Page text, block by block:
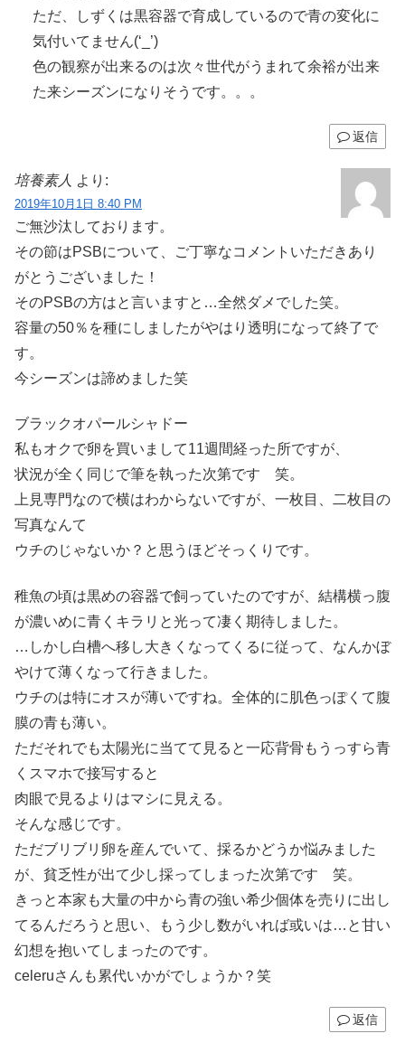
ただ、しずくは黒容器で育成しているので青の変化に
気付いてません(‘_’)
色の観察が出来るのは次々世代がうまれて余裕が出来
た来シーズンになりそうです。。。
返信
培養素人 より:
2019年10月1日 8:40 PM
ご無沙汰しております。
その節はPSBについて、ご丁寧なコメントいただきあり
がとうございました！
そのPSBの方はと言いますと…全然ダメでした笑。
容量の50％を種にしましたがやはり透明になって終了で
す。
今シーズンは諦めました笑
ブラックオパールシャドー
私もオクで卵を買いまして11週間経った所ですが、
状況が全く同じで筆を執った次第です 笑。
上見専門なので横はわからないですが、一枚目、二枚目の
写真なんて
ウチのじゃないか？と思うほどそっくりです。
稚魚の頃は黒めの容器で飼っていたのですが、結構横っ腹
が濃いめに青くキラリと光って凄く期待しました。
…しかし白槽へ移し大きくなってくるに従って、なんかぼ
やけて薄くなって行きました。
ウチのは特にオスが薄いですね。全体的に肌色っぽくて腹
膜の青も薄い。
ただそれでも太陽光に当てて見ると一応背骨もうっすら青
くスマホで接写すると
肉眼で見るよりはマシに見える。
そんな感じです。
ただブリブリ卵を産んでいて、採るかどうか悩みました
が、貧乏性が出て少し採ってしまった次第です 笑。
きっと本家も大量の中から青の強い希少個体を売りに出し
てるんだろうと思い、もう少し数がいれば或いは…と甘い
幻想を抱いてしまったのです。
celeruさんも累代いかがでしょうか？笑
返信